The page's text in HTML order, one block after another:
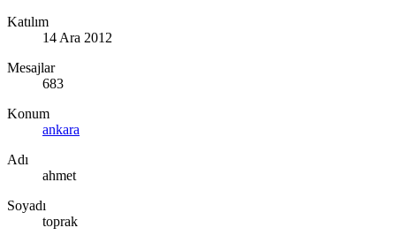
Katılım
14 Ara 2012
Mesajlar
683
Konum
ankara
Adı
ahmet
Soyadı
toprak